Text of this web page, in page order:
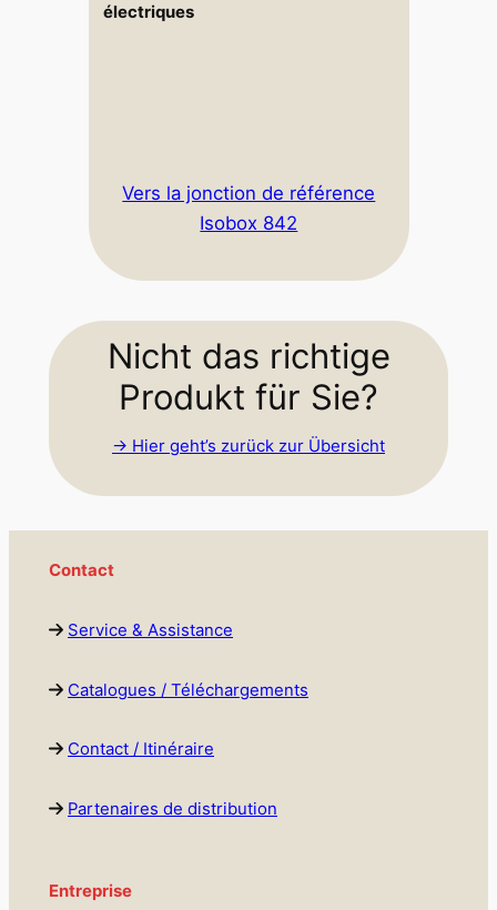
électriques
Vers la jonction de référence
Isobox 842
Nicht das richtige
Produkt für Sie?
-> Hier geht’s zurück zur Übersicht
Contact
Service & Assistance
Catalogues / Téléchargements
Contact / Itinéraire
Partenaires de distribution
Entreprise